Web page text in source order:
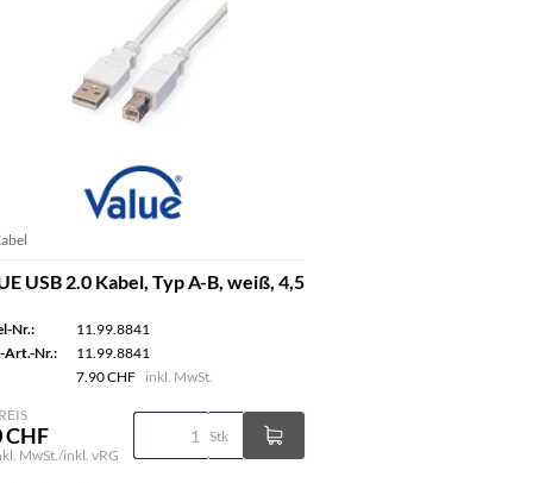
USB 2.0 Kabel, Typ A-B, weiß, 4,5
Nr.:
11.99.8841
Art.-Nr.:
11.99.8841
7.90 CHF inkl. MwSt.
CHF
MwSt./inkl. vRG
Stk